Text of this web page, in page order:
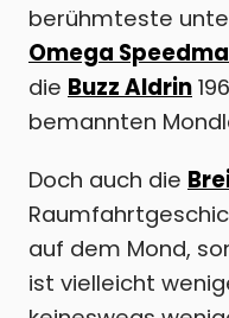
berühmteste
Omega
die Buzz Aldrin
bemannten
Doch auch die
auf dem Mond,
ist vielleicht